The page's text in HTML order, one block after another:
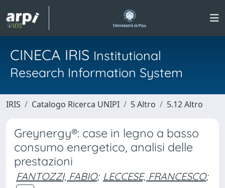
CINECA IRIS Institutional
Research Information System
IRIS Catalogo Ricerca UNIPI 5 Altro 5.12 Altro
Greynergy®: case in legno a basso
consumo energetico, analisi delle
prestazioni
FANTOZZI, FABIO; LECCESE, FRANCESCO;